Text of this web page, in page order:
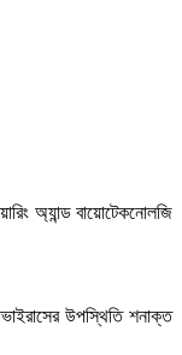
অ্যান্ড বায়োটেকনোলজি
উপস্থিতি শনাক্ত